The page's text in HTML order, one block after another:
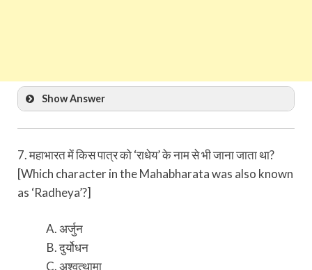
Show Answer
7. महाभारत में किस पात्र को ‘राधेय’ के नाम से भी जाना जाता था?
[Which character in the Mahabharata was also known
as ‘Radheya’?]
अर्जुन
दुर्योधन
अश्वत्थामा